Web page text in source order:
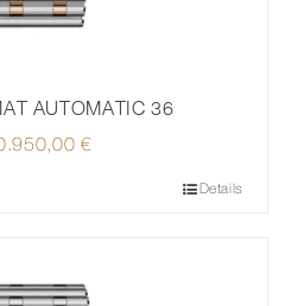
AUTOMATIC 36
€
Details